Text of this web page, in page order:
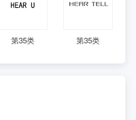
第35类 第35类